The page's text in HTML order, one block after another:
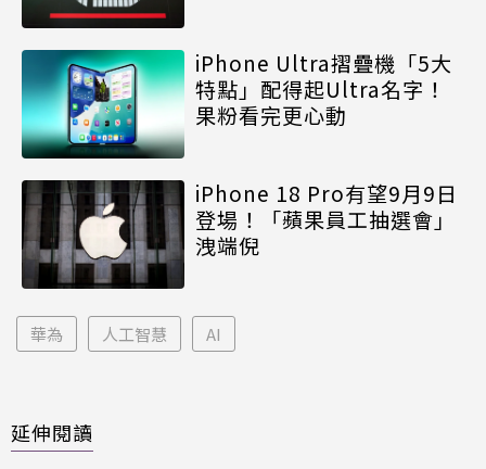
iPhone Ultra摺疊機「5大
特點」配得起Ultra名字！
果粉看完更心動
iPhone 18 Pro有望9月9日
登場！「蘋果員工抽選會」
洩端倪
華為 人工智慧 AI
延伸閱讀